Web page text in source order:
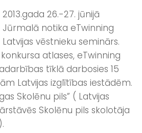
2013.gada 26.-27. jūnijā
Jūrmalā notika eTwinning
Latvijas vēstnieku seminārs.
atlases, eTwinning
tīklā darbosies 15
Latvijas izglītības iestādēm.
Skolēnu pils” ( Latvijas
Skolēnu pils skolotāja